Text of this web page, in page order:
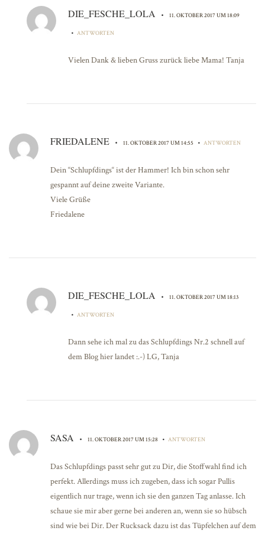
DIE_FESCHE_LOLA • 11. OKTOBER 2017 UM 18:09
• ANTWORTEN
Vielen Dank & lieben Gruss zurück liebe Mama! Tanja
FRIEDALENE • 11. OKTOBER 2017 UM 14:55 • ANTWORTEN
Dein “Schlupfdings“ ist der Hammer! Ich bin schon sehr
gespannt auf deine zweite Variante.
Viele Grüße
Friedalene
DIE_FESCHE_LOLA • 11. OKTOBER 2017 UM 18:13
• ANTWORTEN
Dann sehe ich mal zu das Schlupfdings Nr.2 schnell auf
dem Blog hier landet :.-) LG, Tanja
SASA • 11. OKTOBER 2017 UM 15:28 • ANTWORTEN
Das Schlupfdings passt sehr gut zu Dir, die Stoffwahl find ich
perfekt. Allerdings muss ich zugeben, dass ich sogar Pullis
eigentlich nur trage, wenn ich sie den ganzen Tag anlasse. Ich
schaue sie mir aber gerne bei anderen an, wenn sie so hübsch
sind wie bei Dir. Der Rucksack dazu ist das Tüpfelchen auf dem